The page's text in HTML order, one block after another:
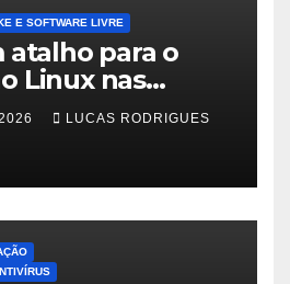
E SOFTWARE LIVRE
atalho para o
Linux nas
ubuntu e
LUCAS RODRIGUES